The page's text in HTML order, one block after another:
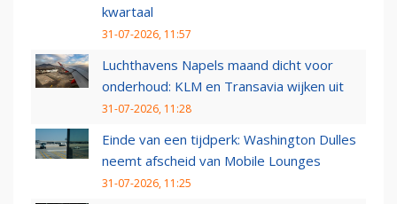
kwartaal
31-07-2026, 11:57
Luchthavens Napels maand dicht voor
onderhoud: KLM en Transavia wijken uit
31-07-2026, 11:28
Einde van een tijdperk: Washington Dulles
neemt afscheid van Mobile Lounges
31-07-2026, 11:25